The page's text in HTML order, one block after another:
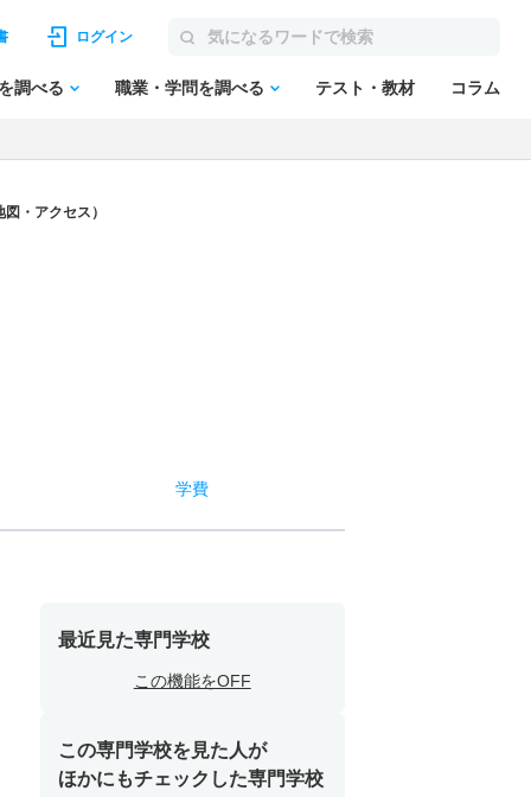
ログイン
調べる 職業・学問を調べる テスト・教材 コラム
・アクセス）
学費
最近見た専門学校
この機能をOFF
この専門学校を見た人が
ほかにもチェックした専門学校